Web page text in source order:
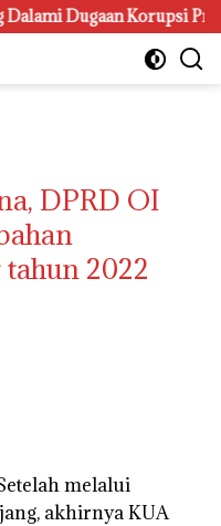
Korupsi Proyek
DPRD OI
2022
melalui
akhirnya KUA